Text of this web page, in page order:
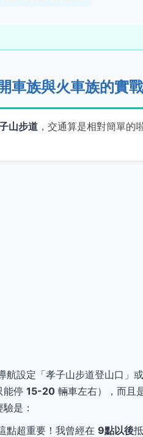
車族與火車族的實
山步道 ，交通算是相對簡單的
航設定「孝子山步道登山口」
能停 15-20 輛車左右），而且
是：
點超重要！我曾經在 9點以後